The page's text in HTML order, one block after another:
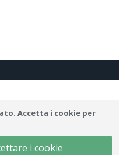
Accetta i cookie per
i cookie